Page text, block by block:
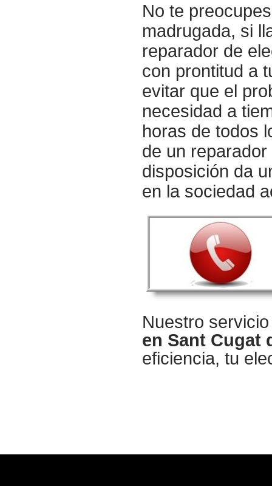
No te
madrugada, si
reparador de
con prontitud a
evitar que el
necesidad a
horas de todos
de un
disposición da
en la sociedad
Nuestro
en Sant Cugat
eficiencia, tu